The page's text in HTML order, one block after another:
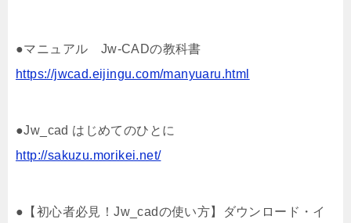
●マニュアル Jw-CADの教科書
https://jwcad.eijingu.com/manyuaru.html
●Jw_cad はじめてのひとに
http://sakuzu.morikei.net/
●【初心者必見！Jw_cadの使い方】ダウンロード・イ